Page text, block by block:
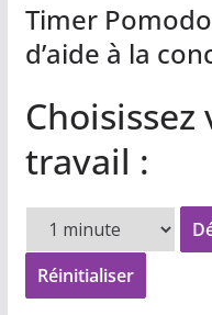
Timer
d’aide à la
travail :
Réinitialiser